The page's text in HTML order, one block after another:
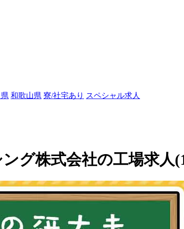
和歌山県 寮/社宅あり スペシャル求人
グ株式会社の工場求人